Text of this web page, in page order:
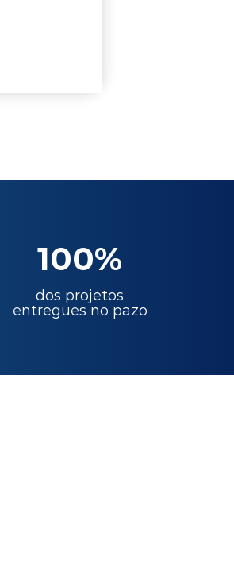
100%
dos projetos
entregues no pazo